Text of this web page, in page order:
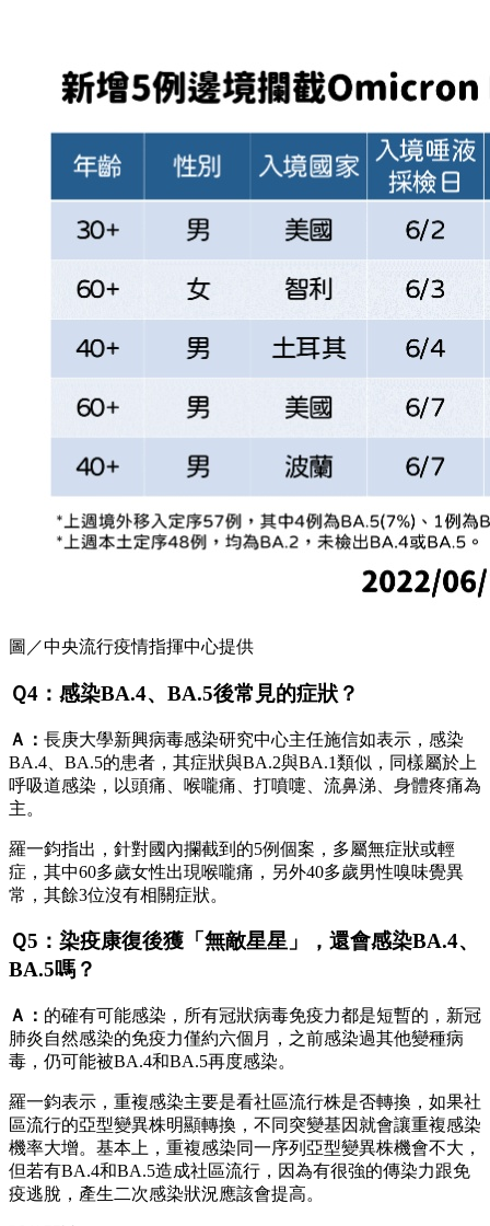
圖／中央流行疫情指揮中心提供
Ｑ4：感染BA.4、BA.5後常見的症狀？
Ａ： 長庚大學新興病毒感染研究中心主任施信如表示，感染
BA.4、BA.5的患者，其症狀與BA.2與BA.1類似，同樣屬於上
呼吸道感染，以頭痛、喉嚨痛、打噴嚏、流鼻涕、身體疼痛為
主。
羅一鈞指出，針對國內攔截到的5例個案，多屬無症狀或輕
症，其中60多歲女性出現喉嚨痛，另外40多歲男性嗅味覺異
常，其餘3位沒有相關症狀。
Ｑ5：染疫康復後獲「無敵星星」，還會感染BA.4、
BA.5嗎？
Ａ： 的確有可能感染，所有冠狀病毒免疫力都是短暫的，新冠
肺炎自然感染的免疫力僅約六個月，之前感染過其他變種病
毒，仍可能被BA.4和BA.5再度感染。
羅一鈞表示，重複感染主要是看社區流行株是否轉換，如果社
區流行的亞型變異株明顯轉換，不同突變基因就會讓重複感染
機率大增。基本上，重複感染同一序列亞型變異株機會不大，
但若有BA.4和BA.5造成社區流行，因為有很強的傳染力跟免
疫逃脫，產生二次感染狀況應該會提高。